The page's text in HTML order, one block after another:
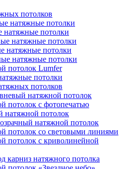
потолков
натяжные потолки
натяжные потолки
натяжные потолки
натяжные потолки
натяжные потолки
потолок Lumfer
потолки
потолков
натяжной потолок
потолок с фотопечатью
натяжной потолок
натяжной потолок
потолок со световыми линиями
потолок с криволинейной
карниз натяжного потолка